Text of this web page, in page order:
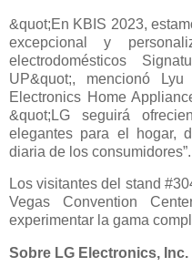
&quot;En KBIS 2023,
excepcional y
electrodomésticos
UP&quot;, mencionó
Electronics Home
&quot;LG seguirá
elegantes para el hogar,
diaria de los consumidores”.
Los visitantes del stand
Vegas Convention
experimentar la gama
Sobre LG Electronics, Inc.